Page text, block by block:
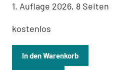
1. Auflage 2026, 8 Seiten
kostenlos
In den Warenkorb